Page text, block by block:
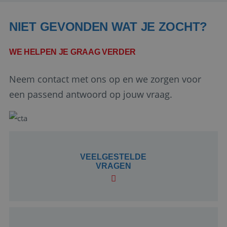
NIET GEVONDEN WAT JE ZOCHT?
WE HELPEN JE GRAAG VERDER
Neem contact met ons op en we zorgen voor
een passend antwoord op jouw vraag.
VEELGESTELDE
VRAGEN
Corporation
.linkedin.com
Google Privacy Policy